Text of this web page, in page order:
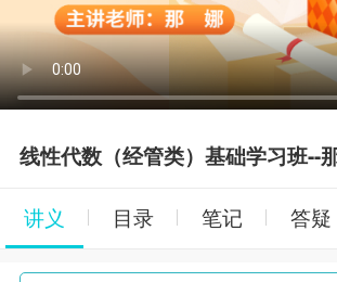
线性代数（经管类）基础学习班
讲义 目录 笔记 答疑